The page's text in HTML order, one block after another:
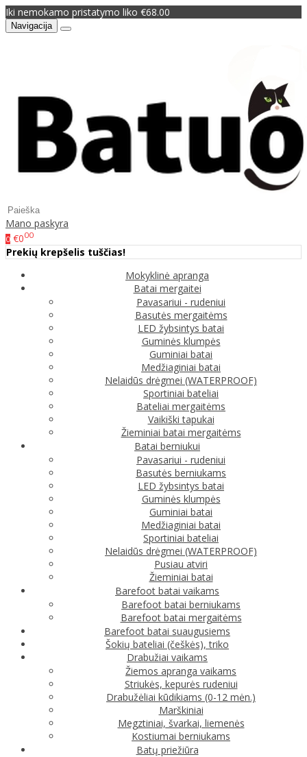
Iki nemokamo pristatymo liko €68.00
Navigacija
Mano paskyra
0 €000
Prekių krepšelis tuščias!
Mokyklinė apranga
Batai mergaitei
Pavasariui - rudeniui
Basutės mergaitėms
LED žybsintys batai
Guminės klumpės
Guminiai batai
Medžiaginiai batai
Nelaidūs drėgmei (WATERPROOF)
Sportiniai bateliai
Bateliai mergaitėms
Vaikiški tapukai
Žieminiai batai mergaitėms
Batai berniukui
Pavasariui - rudeniui
Basutės berniukams
LED žybsintys batai
Guminės klumpės
Guminiai batai
Medžiaginiai batai
Sportiniai bateliai
Nelaidūs drėgmei (WATERPROOF)
Pusiau atviri
Žieminiai batai
Barefoot batai vaikams
Barefoot batai berniukams
Barefoot batai mergaitėms
Barefoot batai suaugusiems
Šokių bateliai (češkės), triko
Drabužiai vaikams
Žiemos apranga vaikams
Striukės, kepurės rudeniui
Drabužėliai kūdikiams (0-12 mėn.)
Marškiniai
Megztiniai, švarkai, liemenės
Kostiumai berniukams
Batų priežiūra